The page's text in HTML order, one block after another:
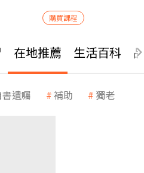
購買課程
在地推薦 生活百科
書遺囑 補助 獨老